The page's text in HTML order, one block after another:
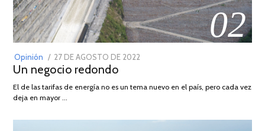
02
Opinión
POSTED
ON
27 DE AGOSTO DE 2022
DE
Un negocio redondo
El de las tarifas de energía no es un tema nuevo en el país, pero cada vez
deja en mayor …